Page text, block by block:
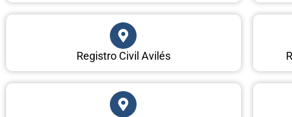
Registro Civil Avilés